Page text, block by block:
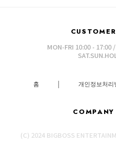
MON-FRI 10:00 - 17:00
홈 │ 개인정보처리
(C) 2024 BIGBOSS